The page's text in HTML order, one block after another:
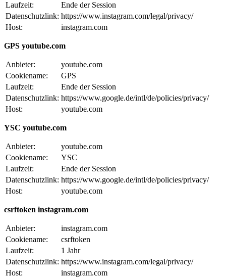
Laufzeit:
Ende der Session
Datenschutzlink: https://www.instagram.com/legal/privacy/
Host:
instagram.com
GPS youtube.com
Anbieter:
youtube.com
Cookiename:
GPS
Laufzeit:
Ende der Session
Datenschutzlink: https://www.google.de/intl/de/policies/privacy/
Host:
youtube.com
YSC youtube.com
Anbieter:
youtube.com
Cookiename:
YSC
Laufzeit:
Ende der Session
Datenschutzlink: https://www.google.de/intl/de/policies/privacy/
Host:
youtube.com
csrftoken instagram.com
Anbieter:
instagram.com
Cookiename:
csrftoken
Laufzeit:
1 Jahr
Datenschutzlink: https://www.instagram.com/legal/privacy/
Host:
instagram.com